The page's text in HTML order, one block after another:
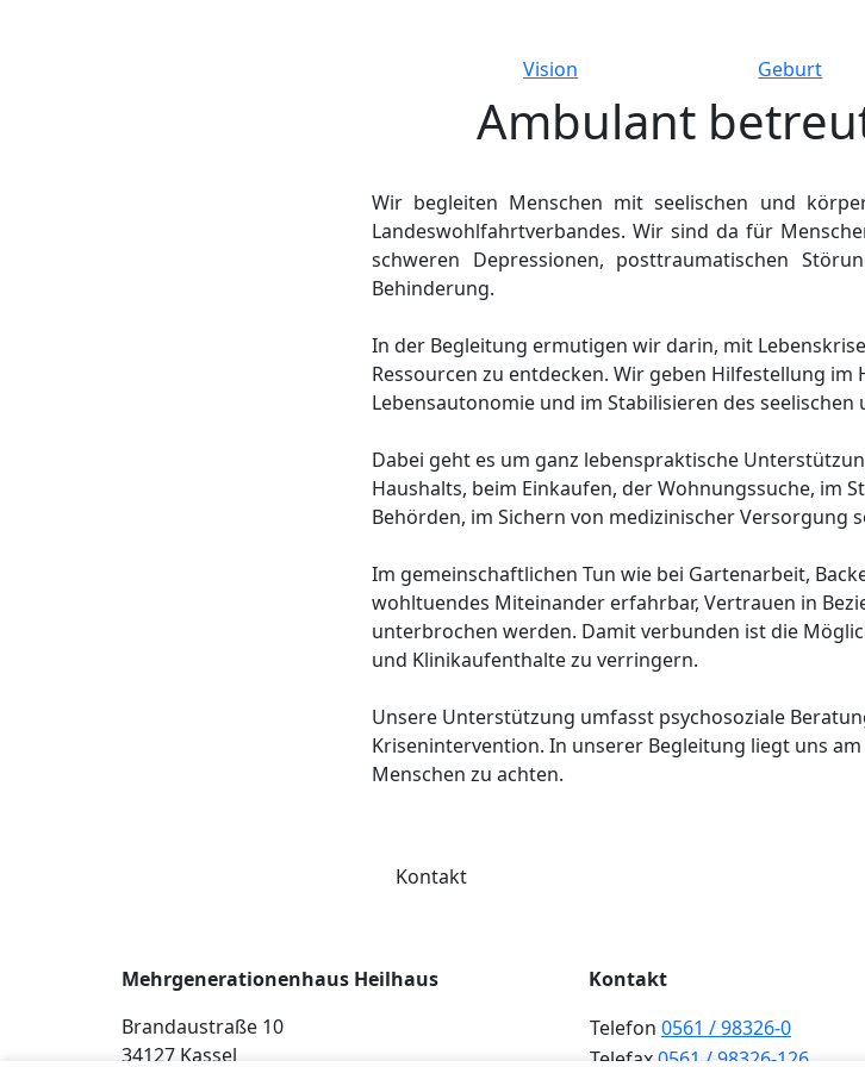
Vision
Geburt
Ambulant
Wir begleiten Menschen mit seelischen und
Landeswohlfahrtverbandes. Wir sind da für
schweren Depressionen, posttraumatischen
Behinderung.
In der Begleitung ermutigen wir darin, mit
Ressourcen zu entdecken. Wir geben Hilfestellung
Lebensautonomie und im Stabilisieren des
Dabei geht es um ganz lebenspraktische
Haushalts, beim Einkaufen, der Wohnungssuche, im
Behörden, im Sichern von medizinischer Versorgung
Im gemeinschaftlichen Tun wie bei Gartenarbeit,
wohltuendes Miteinander erfahrbar, Vertrauen in
unterbrochen werden. Damit verbunden ist die
und Klinikaufenthalte zu verringern.
Unsere Unterstützung umfasst psychosoziale
Krisenintervention. In unserer Begleitung liegt uns
Menschen zu achten.
Kontakt
Mehrgenerationenhaus Heilhaus
Brandaustraße 10
34127 Kassel
Kontakt
Telefon 0561 / 98326-0
Telefax0561 / 98326-126